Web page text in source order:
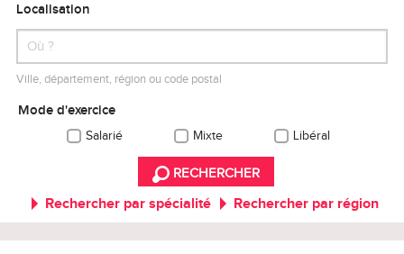
Localisation
Ville, département, région ou code postal
Mode d'exercice
Salarié Mixte Libéral
RECHERCHER
Rechercher par spécialité Rechercher par région